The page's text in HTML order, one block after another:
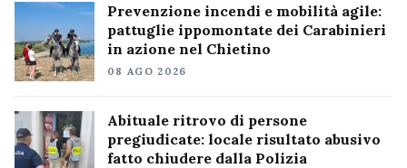
Prevenzione incendi e mobilità agile:
pattuglie ippomontate dei Carabinieri
in azione nel Chietino
08 AGO 2026
Abituale ritrovo di persone
pregiudicate: locale risultato abusivo
fatto chiudere dalla Polizia